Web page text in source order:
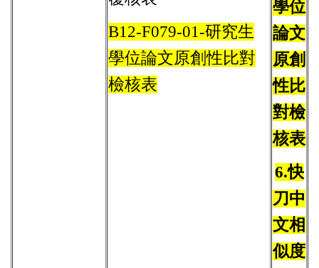
B12-F079-01-研究生
學位論文原創性比對
檢核表
學位
論文
原創
性比
對檢
核表
6.快
刀中
文相
似度